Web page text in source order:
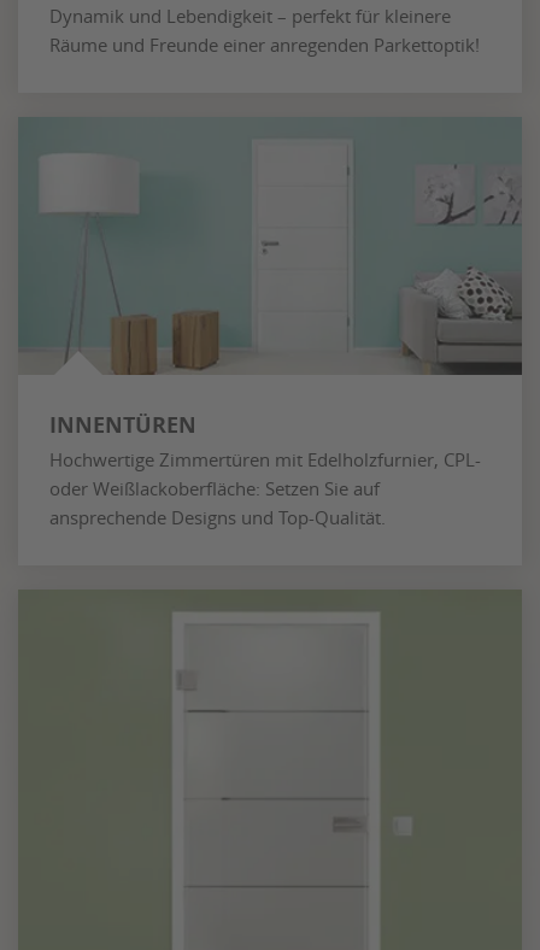
Dynamik und Lebendigkeit – perfekt für kleinere
Räume und Freunde einer anregenden Parkettoptik!
INNENTÜREN
Hochwertige Zimmertüren mit Edelholzfurnier, CPL-
oder Weißlackoberfläche: Setzen Sie auf
ansprechende Designs und Top-Qualität.